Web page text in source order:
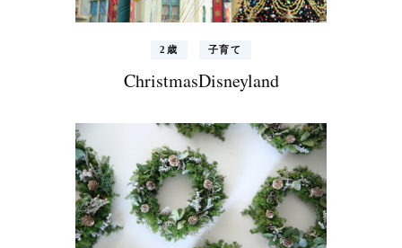
2歳 子育て
ChristmasDisneyland